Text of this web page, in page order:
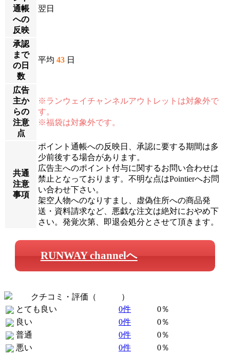
通帳
への
反映
翌日
承認
まで
の日
数
平均 43 日
広告
主か
らの
注意
点
※ランウェイチャンネルアウトレットは対象外で
す。
※福袋は対象外です。
共通
注意
事項
ポイント通帳への反映日、承認に要する期間は多
少前後する場合があります。
広告主へのポイント付与に関するお問い合わせは
禁止となっております。不明な点はPointierへお問
い合わせ下さい。
架空人物へのなりすまし、虚偽住所への商品発
送・資料請求など、悪戯な注文は絶対におやめ下
さい。発覚次第、即退会処分とさせて頂きます。
RUNWAY channelへ
クチコミ・評価（
）
とても良い
0件
0％
良い
0件
0％
普通
0件
0％
悪い
0件
0％